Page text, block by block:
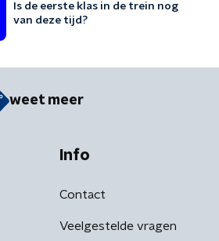
Is de eerste klas in de trein nog
van deze tijd?
weet meer
Info
Contact
Veelgestelde vragen